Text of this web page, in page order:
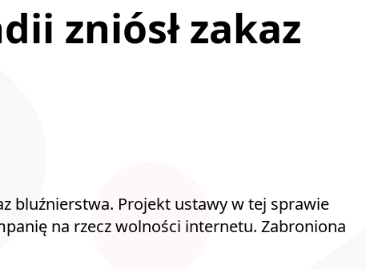
zniósł zakaz
bluźnierstwa. Projekt ustawy w tej sprawie
na rzecz wolności internetu. Zabroniona